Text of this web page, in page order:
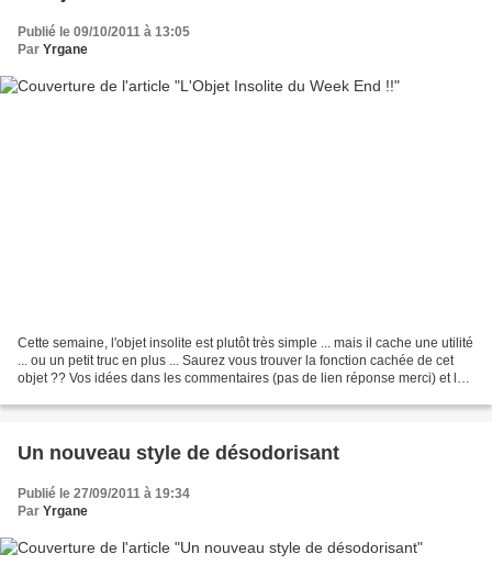
Publié le 09/10/2011 à 13:05
Par Yrgane
Cette semaine, l'objet insolite est plutôt très simple ... mais il cache une utilité
... ou un petit truc en plus ... Saurez vous trouver la fonction cachée de cet
objet ?? Vos idées dans les commentaires (pas de lien réponse merci) et la
Un nouveau style de désodorisant
Publié le 27/09/2011 à 19:34
Par Yrgane